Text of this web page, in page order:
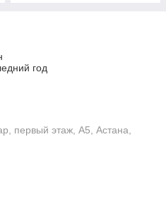
год
первый этаж, А5, Астана,